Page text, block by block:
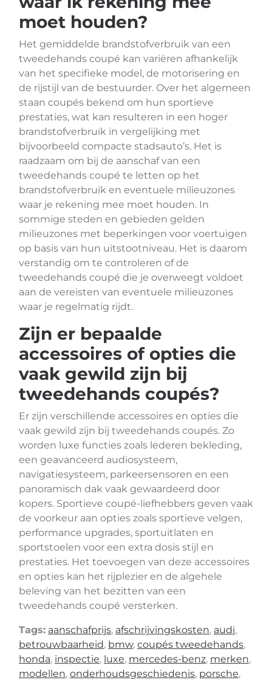
moet houden?
Het gemiddelde brandstofverbruik van een
tweedehands coupé kan variëren afhankelijk
van het specifieke model, de motorisering en
de rijstijl van de bestuurder. Over het algemeen
staan coupés bekend om hun sportieve
prestaties, wat kan resulteren in een hoger
brandstofverbruik in vergelijking met
bijvoorbeeld compacte stadsauto’s. Het is
raadzaam om bij de aanschaf van een
tweedehands coupé te letten op het
brandstofverbruik en eventuele milieuzones
waar je rekening mee moet houden. In
sommige steden en gebieden gelden
milieuzones met beperkingen voor voertuigen
op basis van hun uitstootniveau. Het is daarom
verstandig om te controleren of de
tweedehands coupé die je overweegt voldoet
aan de vereisten van eventuele milieuzones
waar je regelmatig rijdt.
Zijn er bepaalde
accessoires of opties die
vaak gewild zijn bij
tweedehands coupés?
Er zijn verschillende accessoires en opties die
vaak gewild zijn bij tweedehands coupés. Zo
worden luxe functies zoals lederen bekleding,
een geavanceerd audiosysteem,
navigatiesysteem, parkeersensoren en een
panoramisch dak vaak gewaardeerd door
kopers. Sportieve coupé-liefhebbers geven vaak
de voorkeur aan opties zoals sportieve velgen,
performance upgrades, sportuitlaten en
sportstoelen voor een extra dosis stijl en
prestaties. Het toevoegen van deze accessoires
en opties kan het rijplezier en de algehele
beleving van het bezitten van een
tweedehands coupé versterken.
Tags: aanschafprijs, afschrijvingskosten, audi,
betrouwbaarheid, bmw, coupés tweedehands,
honda, inspectie, luxe, mercedes-benz, merken,
modellen, onderhoudsgeschiedenis, porsche,